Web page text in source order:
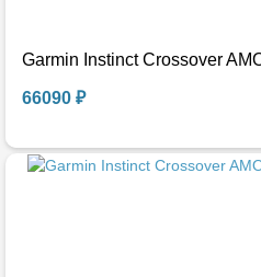
66090 ₽